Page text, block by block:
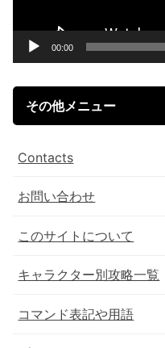
00:00
その他メニュー
Contacts
お問い合わせ
このサイトについて
キャラクター別攻略一覧
コマンド表記や用語